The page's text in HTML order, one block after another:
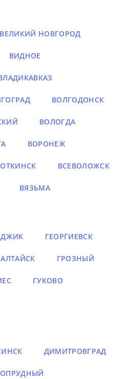
ВЕЛИКИЙ НОВГОРОД
ВИДНОЕ
ВОЛГОДОНСК
ВОЛОГДА
ВОРОНЕЖ
ВСЕВОЛОЖСК
ВЯЗЬМА
ГЕОРГИЕВСК
ГРОЗНЫЙ
ГУКОВО
ДИМИТРОВГРАД